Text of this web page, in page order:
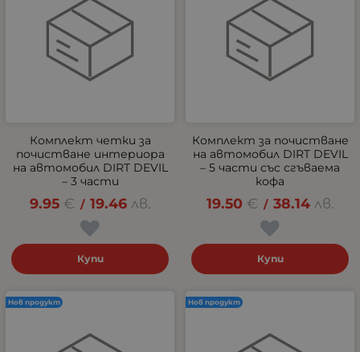
Комплект четки за
почистване интериора
на автомобил DIRT DEVIL
– 3 части
9.95 € / 19.46 лв.
Купи
Комплект за почистване
на автомобил DIRT DEVIL
– 5 части със сгъваема
кофа
19.50 € / 38.14 лв.
Купи
Нов продукт Нов продукт